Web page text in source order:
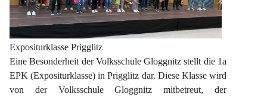
Expositurklasse Prigglitz
Eine Besonderheit der Volksschule Gloggnitz stellt die 1a
EPK (Expositurklasse) in Prigglitz dar. Diese Klasse wird
von der Volksschule Gloggnitz mitbetreut, der